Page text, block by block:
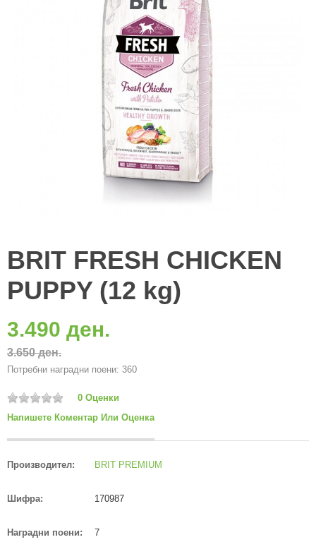
BRIT FRESH CHICKEN
PUPPY (12 kg)
3.490 ден.
3.650 ден.
Потребни наградни поени: 360
0 Оценки
Напишете Коментар Или Оценка
Производител: BRIT PREMIUM
Шифра: 170987
Наградни поени: 7